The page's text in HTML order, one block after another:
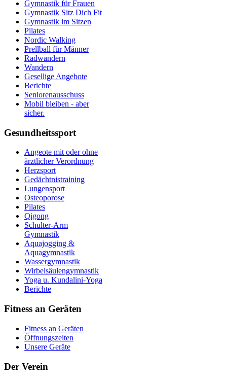
Gymnastik für Frauen
Gymnastik Sitz Dich Fit
Gymnastik im Sitzen
Pilates
Nordic Walking
Prellball für Männer
Radwandern
Wandern
Gesellige Angebote
Berichte
Seniorenausschuss
Mobil bleiben - aber
sicher.
Gesundheitssport
Angeote mit oder ohne
ärztlicher Verordnung
Herzsport
Gedächtnistraining
Lungensport
Osteoporose
Pilates
Qigong
Schulter-Arm
Gymnastik
Aquajogging &
Aquagymnastik
Wassergymnastik
Wirbelsäulengymnastik
Yoga u. Kundalini-Yoga
Berichte
Fitness an Geräten
Fitness an Geräten
Öffnungszeiten
Unsere Geräte
Der Verein